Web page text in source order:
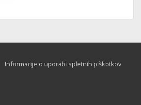
Informacije o uporabi spletnih piškotkov